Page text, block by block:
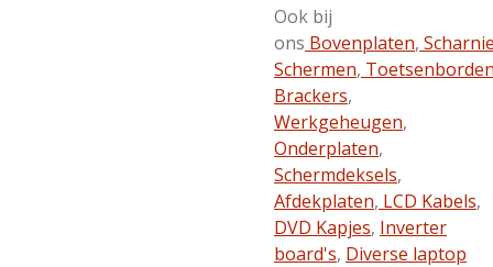
Ook bij
ons Bovenplaten,
Schermen,
Brackers,
Werkgeheugen,
Onderplaten,
Schermdeksels,
Afdekplaten, LCD Kabels,
DVD Kapjes, Inverter
board's, Diverse laptop